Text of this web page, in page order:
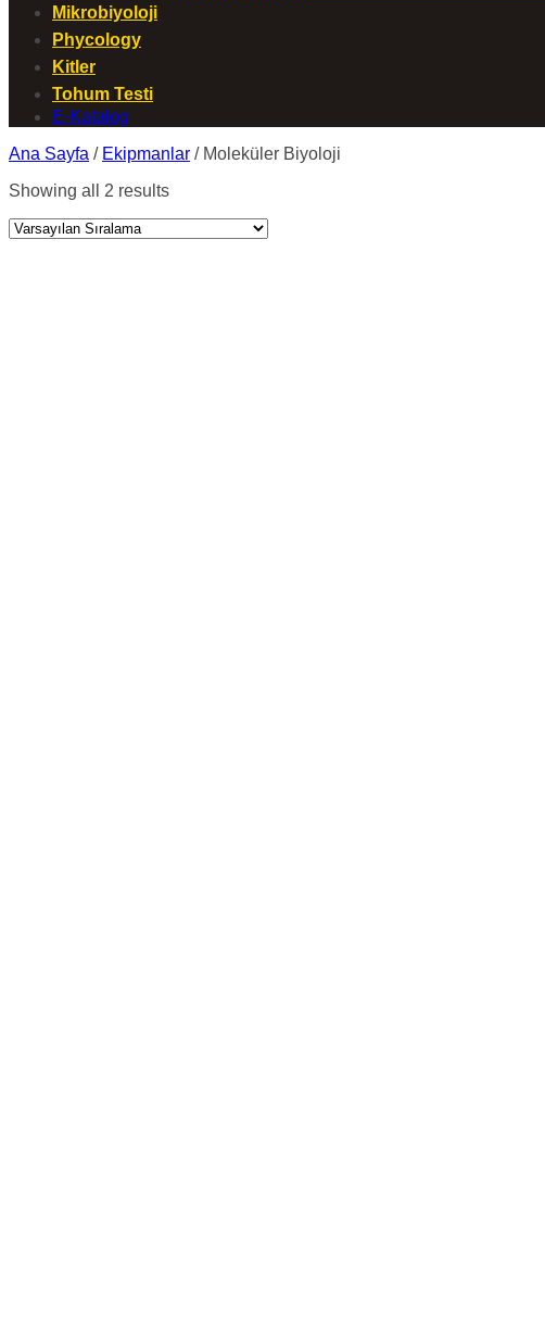
Mikrobiyoloji
Phycology
Kitler
Tohum Testi
E-Katalog
Ana Sayfa / Ekipmanlar /Moleküler Biyoloji
Showing all 2 results